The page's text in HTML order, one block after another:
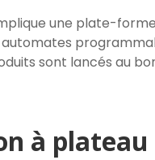
une plate-
sont lancés au
à plateau